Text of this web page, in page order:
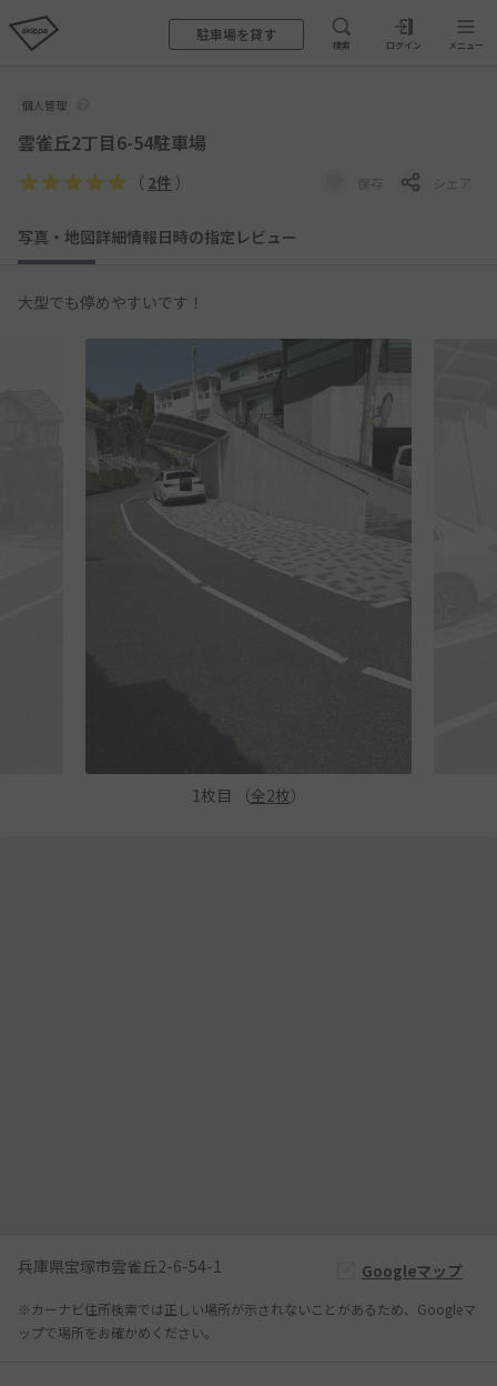
駐車場を貸す
検索 ログイン メニュー
個人管理
雲雀丘2丁目6-54駐車場
（ 2件 ） 保存 シェア
写真・地図詳細情報日時の指定 レビュー
大型でも停めやすいです！
1枚目 （全2枚）
兵庫県宝塚市雲雀丘2-6-54-1 Googleマップ
※カーナビ住所検索では正しい場所が示されないことがあるため、Googleマ
ップで場所をお確かめください。